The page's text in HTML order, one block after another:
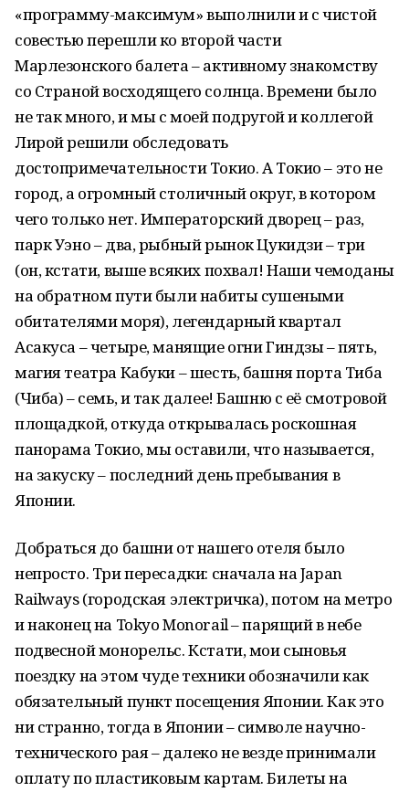
«программу-максимум» выполнили и с чистой
совестью перешли ко второй части
Марлезонского балета – активному знакомству
со Страной восходящего солнца. Времени было
не так много, и мы с моей подругой и коллегой
Лирой решили обследовать
достопримечательности Токио. А Токио – это не
город, а огромный столичный округ, в котором
чего только нет. Императорский дворец – раз,
парк Уэно – два, рыбный рынок Цукидзи – три
(он, кстати, выше всяких похвал! Наши чемоданы
на обратном пути были набиты сушеными
обитателями моря), легендарный квартал
Асакуса – четыре, манящие огни Гиндзы – пять,
магия театра Кабуки – шесть, башня порта Тиба
(Чиба) – семь, и так далее! Башню с её смотровой
площадкой, откуда открывалась роскошная
панорама Токио, мы оставили, что называется,
на закуску – последний день пребывания в
Японии.
Добраться до башни от нашего отеля было
непросто. Три пересадки: сначала на Japan
Railways (городская электричка), потом на метро
и наконец на Tokyo Monorail – парящий в небе
подвесной монорельс. Кстати, мои сыновья
поездку на этом чуде техники обозначили как
обязательный пункт посещения Японии. Как это
ни странно, тогда в Японии – символе научно-
технического рая – далеко не везде принимали
оплату по пластиковым картам. Билеты на